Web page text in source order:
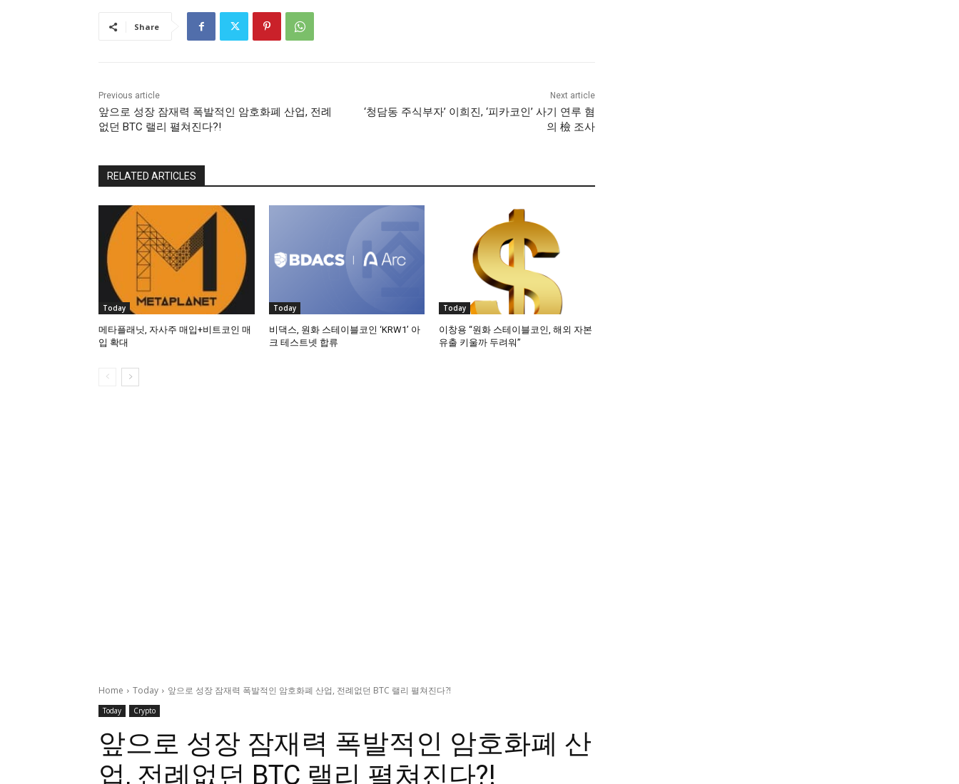
Share
Previous article
앞으로 성장 잠재력 폭발적인 암호화폐 산업, 전례
없던 BTC 랠리 펼쳐진다?!
Next article
‘청담동 주식부자’ 이희진, ‘피카코인’ 사기 연루 혐
의 檢 조사
RELATED ARTICLES
Today
메타플래닛, 자사주 매입+비트코인 매
입 확대
Today
비댁스, 원화 스테이블코인 ‘KRW1’ 아
크 테스트넷 합류
Today
이창용 “원화 스테이블코인, 해외 자본
유출 키울까 두려워”